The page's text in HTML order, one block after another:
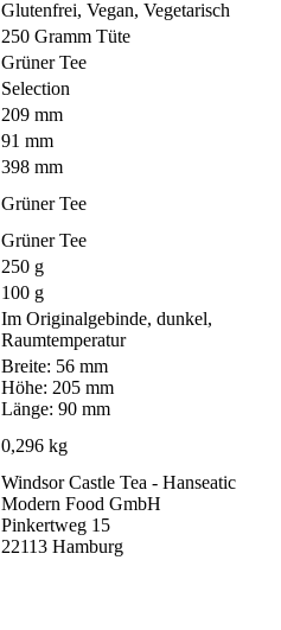
Glutenfrei, Vegan, Vegetarisch
250 Gramm Tüte
Grüner Tee
Selection
209 mm
91 mm
398 mm
Grüner Tee
Grüner Tee
250 g
100 g
Im Originalgebinde, dunkel,
Raumtemperatur
Breite: 56 mm
Höhe: 205 mm
Länge: 90 mm
0,296 kg
Windsor Castle Tea - Hanseatic
Modern Food GmbH
Pinkertweg 15
22113 Hamburg